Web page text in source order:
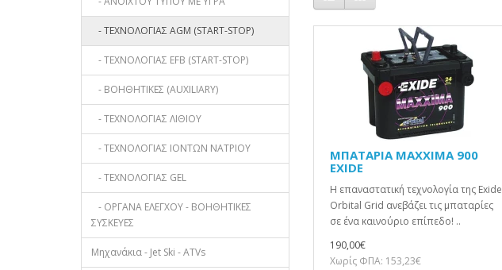
- ΤΕΧΝΟΛΟΓΙΑΣ AGM (START-STOP)
- ΤΕΧΝΟΛΟΓΙΑΣ EFB (START-STOP)
- ΒΟΗΘΗΤΙΚΕΣ (AUXILIARY)
- ΤΕΧΝΟΛΟΓΙΑΣ ΛΙΘΙΟΥ
- ΤΕΧΝΟΛΟΓΙΑΣ ΙΟΝΤΩΝ ΝΑΤΡΙΟΥ
- ΤΕΧΝΟΛΟΓΙΑΣ GEL
- ΟΡΓΑΝΑ ΕΛΕΓΧΟΥ - ΒΟΗΘΗΤΙΚΕΣ
ΣΥΣΚΕΥΕΣ
Μηχανάκια - Jet Ski - ATVs
ΜΠΑΤΑΡΙΑ MAXXIMA 900
EXIDE
Η επαναστατική τεχνολογία της Exide
Orbital Grid ανεβάζει τις μπαταρίες
σε ένα καινούριο επίπεδο! ..
190,00€
Χωρίς ΦΠΑ: 153,23€